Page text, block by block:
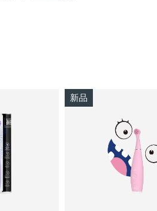
新品